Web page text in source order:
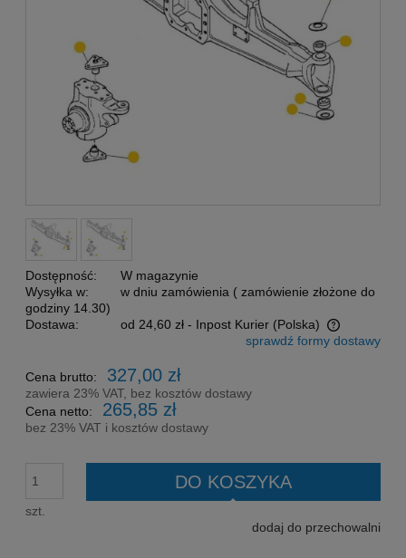
Dostępność:
W magazynie
Wysyłka w:
w dniu zamówienia ( zamówienie złożone do
godziny 14.30)
Dostawa:
od 24,60 zł - Inpost Kurier (Polska)
Cena nie zawiera ewentualnych kosztów płatnościsprawdź formy dostawy
Cena brutto: 327,00 zł
zawiera 23% VAT, bez kosztów dostawy
Cena netto:
265,85 zł
bez 23% VAT i kosztów dostawy
szt.
DO KOSZYKA
dodaj do przechowalni